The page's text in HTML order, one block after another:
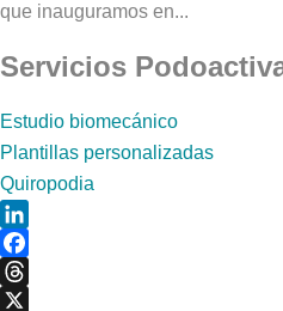
que inauguramos en...
Servicios
Estudio biomecánico
Plantillas personalizadas
Quiropodia
LinkedIn
Facebook
Threads